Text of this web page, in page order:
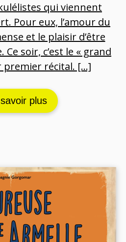
qui viennent
Pour eux, l’amour du
et le plaisir d’être
soir, c’est le « grand
premier récital. […]
plus